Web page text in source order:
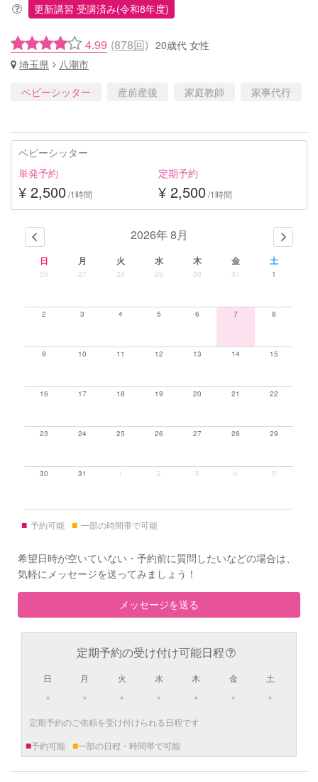
更新講習 受講済み(令和8年度)
4.99 (878回) 20歳代 女性
埼玉県
八潮市
ベビーシッター
産前産後 家庭教師 家事代行
ベビーシッター
単発予約
¥ 2,500 /1時間
定期予約
¥ 2,500 /1時間
2026年 8月
日 月 火 水 木 金 土
26 27 28 29 30 31 1
2 3 4 5 6 7 8
9 10 11 12 13 14 15
16 17 18 19 20 21 22
23 24 25 26 27 28 29
30 31 1 2 3 4 5
■ 予約可能 ■ 一部の時間帯で可能
希望日時が空いていない・予約前に質問したいなどの場合は、
気軽にメッセージを送ってみましょう！
メッセージを送る
定期予約の受け付け可能日程
日
×
月
×
火
×
水
×
木
×
金
×
土
×
定期予約のご依頼を受け付けられる日程です
■予約可能 ■一部の日程・時間帯で可能